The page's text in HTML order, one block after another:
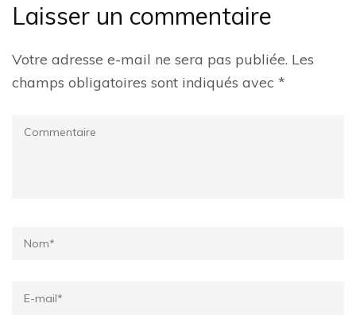
Laisser un commentaire
Votre adresse e-mail ne sera pas publiée. Les
champs obligatoires sont indiqués avec *
Commentaire
Name*
Email*